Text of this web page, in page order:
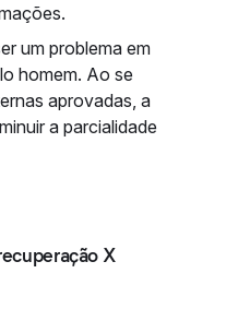
um problema em
homem. Ao se
aprovadas, a
a parcialidade
X